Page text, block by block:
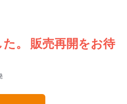
。 販売再開をお待